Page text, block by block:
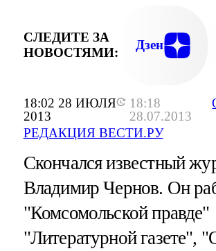
18:02 28 ИЮЛЯ
2013
18:18
28.07.2013
РЕДАКЦИЯ ВЕСТИ.РУ
СЛЕДИТЕ ЗА
НОВОСТЯМИ:
Дзен
Скончался известный
Владимир Чернов. Он
"Комсомольской правде"
"Литературной газете",